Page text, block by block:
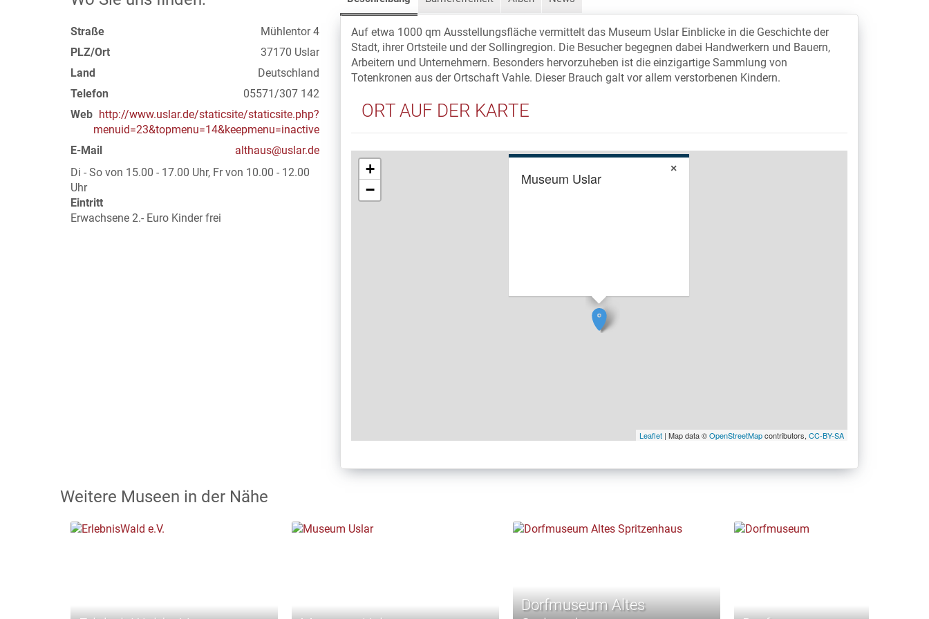
Straße
Mühlentor 4
PLZ/Ort
37170 Uslar
Land
Deutschland
Telefon
05571/307 142
Web http://www.uslar.de/staticsite/staticsite.php?
menuid=23&topmenu=14&keepmenu=inactive
E-Mail
althaus@uslar.de
Di - So von 15.00 - 17.00 Uhr, Fr von 10.00 - 12.00
Uhr
Eintritt
Erwachsene 2.- Euro Kinder frei
Auf etwa 1000 qm Ausstellungsfläche vermittelt das Museum Uslar Einblicke in die Geschichte der
Stadt, ihrer Ortsteile und der Sollingregion. Die Besucher begegnen dabei Handwerkern und Bauern,
Arbeitern und Unternehmern. Besonders hervorzuheben ist die einzigartige Sammlung von
Totenkronen aus der Ortschaft Vahle. Dieser Brauch galt vor allem verstorbenen Kindern.
ORT AUF DER KARTE
Museum Uslar
×
+
−
Leaflet | Map data ©OpenStreetMapcontributors, CC-BY-SA
Weitere Museen in der Nähe
Dorfmuseum Altes